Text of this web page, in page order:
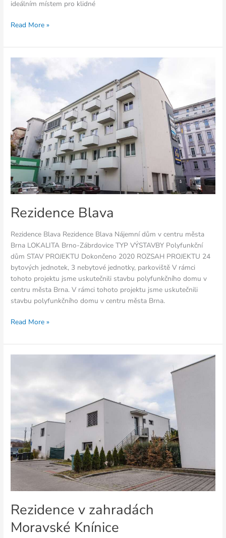
ideálním místem pro klidné
Read More »
Rezidence Blava
Rezidence Blava Rezidence Blava Nájemní dům v centru města
Brna LOKALITA Brno-Zábrdovice TYP VÝSTAVBY Polyfunkční
dům STAV PROJEKTU Dokončeno 2020 ROZSAH PROJEKTU 24
bytových jednotek, 3 nebytové jednotky, parkoviště V rámci
tohoto projektu jsme uskutečnili stavbu polyfunkčního domu v
centru města Brna. V rámci tohoto projektu jsme uskutečnili
stavbu polyfunkčního domu v centru města Brna.
Rezidence
Blava
Read More »
Rezidence v zahradách
Moravské Knínice
Moravské